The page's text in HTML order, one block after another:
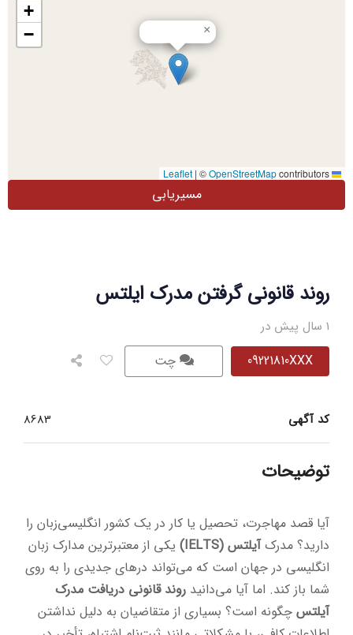
روند قانونی گرفتن مدرک ایلتس
1 سال پیش در
09221810XXX چت
کد آگهی 8683
توضیحات
آیا قصد مهاجرت، تحصیل یا کار در یک کشور انگلیسی‌زبان را
دارید؟ مدرکآیلتس (IELTS)
یکی از معتبرترین مدارک زبان
انگلیسی در جهان است که می‌تواند درهای جدیدی را به روی
شما باز کند. اما آیا می‌دانید روند قانونی دریافت مدرک
آیلتس چگونه است؟ بسیاری از متقاضیان به دلیل نداشتن
×
+
−
| ©OpenStreetMapcontributors
مسیریابی